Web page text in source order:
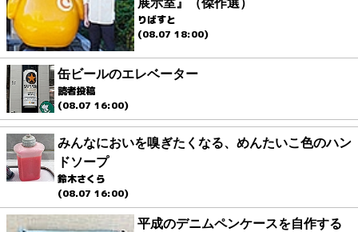
りばすと
(08.07 18:00)
缶ビールのエレベーター
読者投稿
(08.07 16:00)
みんなにおいを嗅ぎたくなる、めんたいこ色のハン
ドソープ
鈴木さくら
(08.07 16:00)
平成のデニムペンケースを自作する